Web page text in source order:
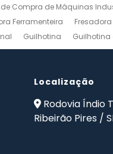
de Compra de Máquinas
Ferramenteira
Guilhotina Guilhotina
a Venda
Maquinas
Usadas
Localização
Rodovia Índio
Ribeirão Pires /